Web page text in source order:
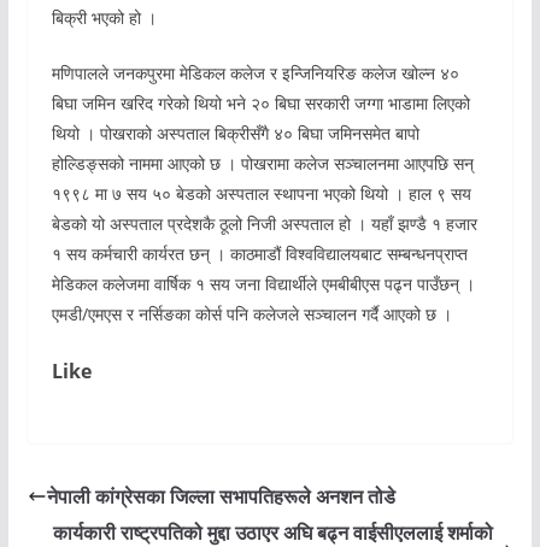
बिक्री भएको हो ।
मणिपालले जनकपुरमा मेडिकल कलेज र इन्जिनियरिङ कलेज खोल्न ४०
बिघा जमिन खरिद गरेको थियो भने २० बिघा सरकारी जग्गा भाडामा लिएको
थियो । पोखराको अस्पताल बिक्रीसँगै ४० बिघा जमिनसमेत बापो
होल्डिङ्सको नाममा आएको छ । पोखरामा कलेज सञ्चालनमा आएपछि सन्
१९९८ मा ७ सय ५० बेडको अस्पताल स्थापना भएको थियो । हाल ९ सय
बेडको यो अस्पताल प्रदेशकै ठूलो निजी अस्पताल हो । यहाँ झण्डै १ हजार
१ सय कर्मचारी कार्यरत छन् । काठमाडौं विश्वविद्यालयबाट सम्बन्धनप्राप्त
मेडिकल कलेजमा वार्षिक १ सय जना विद्यार्थीले एमबीबीएस पढ्न पाउँछन् ।
एमडी/एमएस र नर्सिङका कोर्स पनि कलेजले सञ्चालन गर्दै आएको छ ।
Like
नेपाली कांग्रेसका जिल्ला सभापतिहरूले अनशन तोडे
कार्यकारी राष्ट्रपतिको मुद्दा उठाएर अघि बढ्न वाईसीएललाई शर्माको